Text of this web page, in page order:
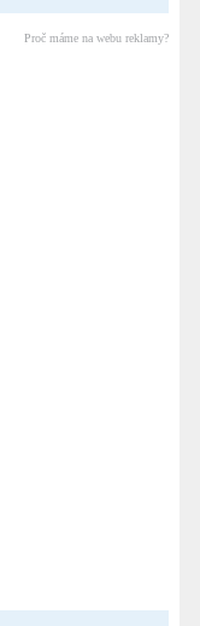
Proč máme na webu reklamy?